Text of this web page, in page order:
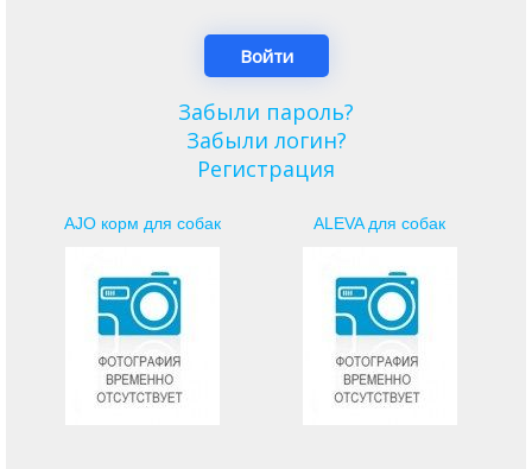
Забыли пароль?
Забыли логин?
Регистрация
AJO корм для собак ALEVA для собак